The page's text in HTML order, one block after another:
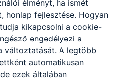
élményt, ha ismét
honlap fejlesztése. Hogyan
kikapcsolni a cookie-
engedélyezi a
változtatását. A legtöbb
automatikusan
ezek általában